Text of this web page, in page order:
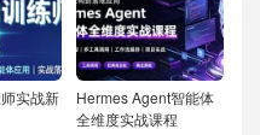
实战新
Hermes Agent智能体
全维度实战课程